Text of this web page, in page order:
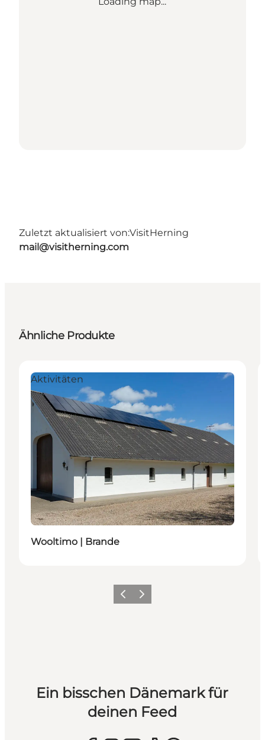
Zuletzt aktualisiert von:VisitHerning
mail@visitherning.com
Ähnliche Produkte
Aktivitäten
Wooltimo | Brande
ZurückWeiter
Ein bisschen Dänemark für
deinen Feed